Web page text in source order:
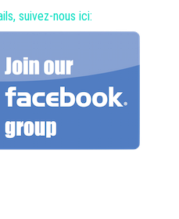
suivez-nous ici: